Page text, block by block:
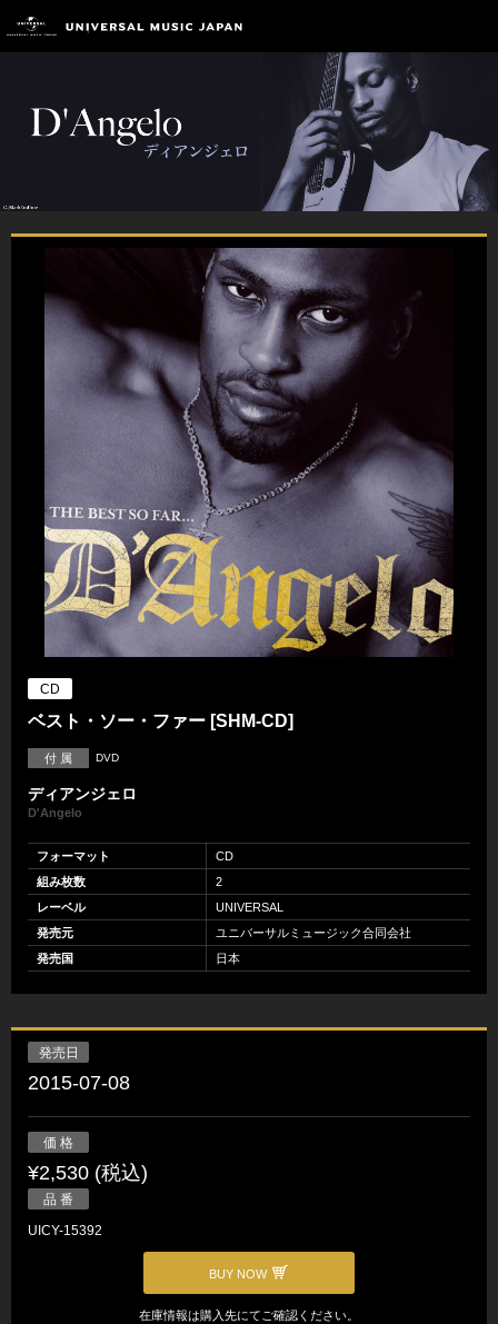
CD
ベスト・ソー・ファー [SHM-CD]
付 属 DVD
ディアンジェロ
D'Angelo
フォーマット
CD
組み枚数
2
レーベル
UNIVERSAL
発売元
ユニバーサルミュージック合同会社
発売国
日本
発売日
2015-07-08
価 格
¥2,530 (税込)
品 番
UICY-15392
BUY NOW
在庫情報は購入先にてご確認ください。